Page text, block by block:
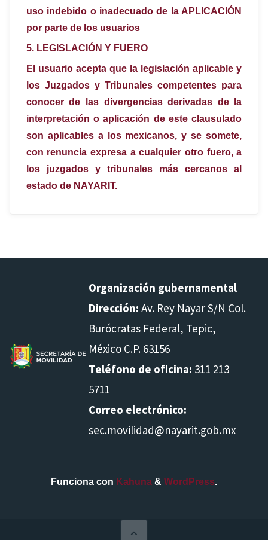
uso indebido o inadecuado de la APLICACIÓN
por parte de los usuarios
5. LEGISLACIÓN Y FUERO
El usuario acepta que la legislación aplicable y
los Juzgados y Tribunales competentes para
conocer de las divergencias derivadas de la
interpretación o aplicación de este clausulado
son aplicables a los mexicanos, y se somete,
con renuncia expresa a cualquier otro fuero, a
los juzgados y tribunales más cercanos al
estado de NAYARIT.
Organización gubernamental
Dirección: Av. Rey Nayar S/N Col.
Burócratas Federal, Tepic,
México C.P. 63156
Teléfono de oficina: 311 213
5711
Correo electrónico:
sec.movilidad@nayarit.gob.mx
Funciona con Kahuna & WordPress.